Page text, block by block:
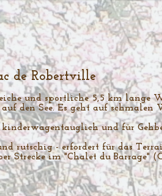
de Robertville
und sportliche 5,5 km lange
den See. Es geht auf schmalen
und für
rutschig - erfordert für das
Strecke im "Chalet du Barrage"